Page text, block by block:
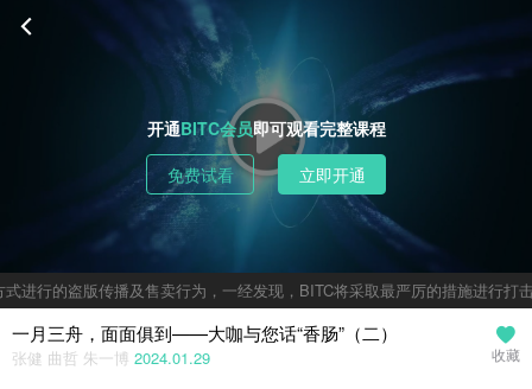
开通BITC会员即可观看完整课程
免费试看
立即开通
的盗版传播及售卖行为，一经发现，BITC将采取最严厉的措施进行打击
一月三舟，面面俱到——大咖与您话“香肠”（二）
张健 曲哲 朱一博 2024.01.29 收藏